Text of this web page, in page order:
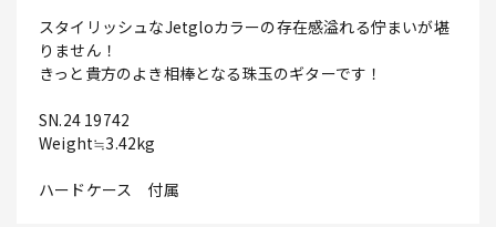
スタイリッシュなJetgloカラーの存在感溢れる佇まいが堪
りません！
きっと貴方のよき相棒となる珠玉のギターです！
SN.24 19742
Weight≒3.42kg
ハードケース 付属